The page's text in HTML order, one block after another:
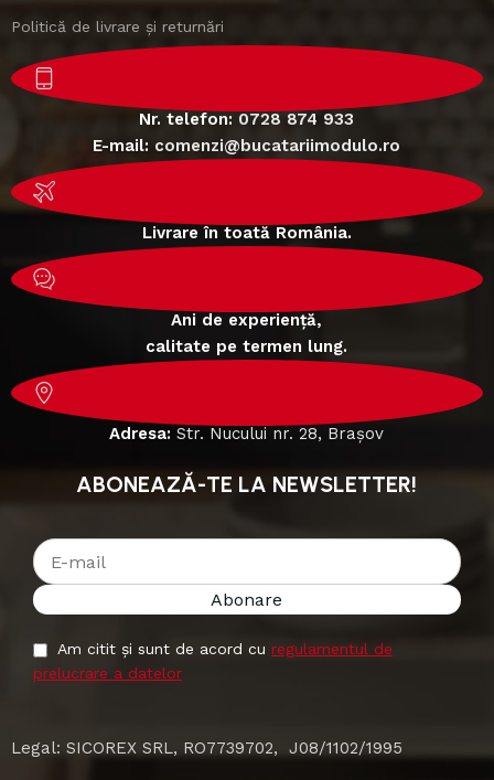
Politică de livrare și returnări
Nr. telefon: 0728 874 933
E-mail: comenzi@bucatariimodulo.ro
Livrare în toată România.
Ani de experiență,
calitate pe termen lung.
Adresa: Str. Nucului nr. 28, Brașov
ABONEAZĂ-TE LA NEWSLETTER!
Am citit și sunt de acord cu regulamentul de
prelucrare a datelor
Legal: SICOREX SRL, RO7739702, J08/1102/1995